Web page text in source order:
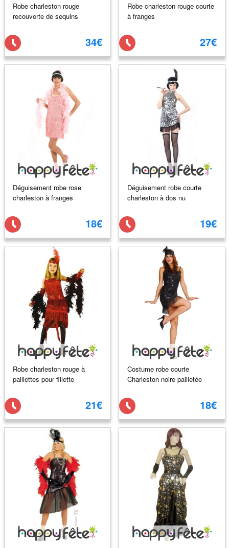
Robe charleston rouge
recouverte de sequins
34€
Robe charleston rouge courte
à franges
27€
Déguisement robe rose
charleston à franges
18€
Déguisement robe courte
charleston à dos nu
19€
Robe charleston rouge à
paillettes pour fillette
21€
Costume robe courte
Charleston noire pailletée
18€